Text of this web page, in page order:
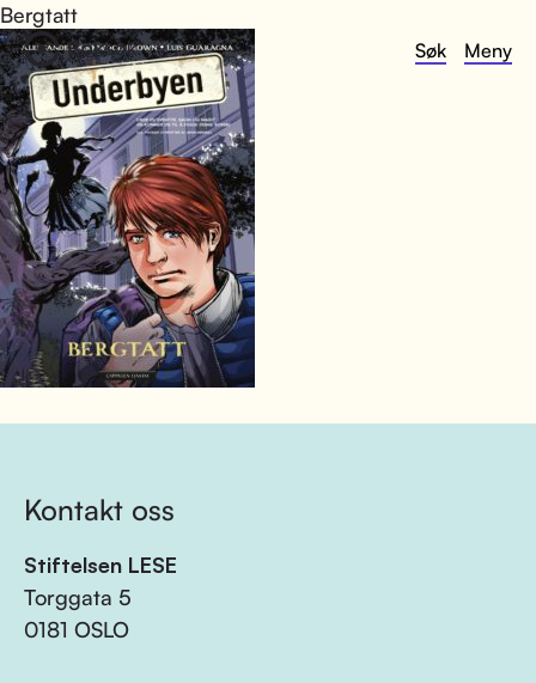
Søk Meny
Bergtatt
Kontakt oss
Stiftelsen LESE
Torggata 5
0181 OSLO